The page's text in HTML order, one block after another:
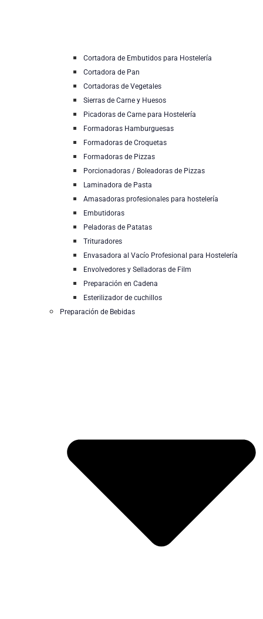
Cortadora de Embutidos para Hostelería
Cortadora de Pan
Cortadoras de Vegetales
Sierras de Carne y Huesos
Picadoras de Carne para Hostelería
Formadoras Hamburguesas
Formadoras de Croquetas
Formadoras de Pizzas
Porcionadoras / Boleadoras de Pizzas
Laminadora de Pasta
Amasadoras profesionales para hostelería
Embutidoras
Peladoras de Patatas
Trituradores
Envasadora al Vacío Profesional para Hostelería
Envolvedores y Selladoras de Film
Preparación en Cadena
Esterilizador de cuchillos
Preparación de Bebidas